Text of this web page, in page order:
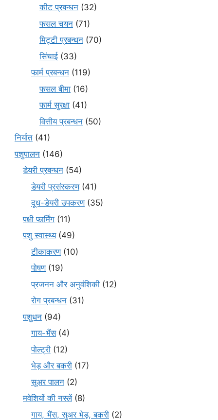
कीट प्रबन्धन (32)
फसल चयन (71)
मि‌ट्टी प्रबन्धन (70)
सिंचाई (33)
फार्म प्रबन्धन (119)
फसल बीमा (16)
फार्म सुरक्षा (41)
वित्तीय प्रबन्धन (50)
निर्यात (41)
पशुपालन (146)
डेयरी प्रबन्धन (54)
डेयरी प्रसंस्करण(41)
दूध-डेयरी उपकरण(35)
पक्षी फार्मिंग (11)
पशु स्वास्थ्य(49)
टीकाकरण(10)
पोषण(19)
प्रजनन और अनुवंशिकी (12)
रोग प्रबन्धन (31)
पशुधन (94)
गाय-भैंस(4)
पोल्ट्री (12)
भेड़ और बकरी (17)
सूअर पालन (2)
मवेशियों की नस्लें(8)
गाय, भैंस, सुअर भेड़, बकरी (2)